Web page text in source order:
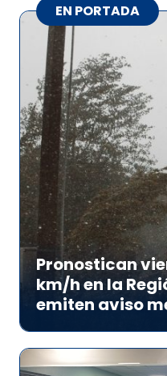
EN PORTADA
Pronostican
km/h en la
emiten aviso